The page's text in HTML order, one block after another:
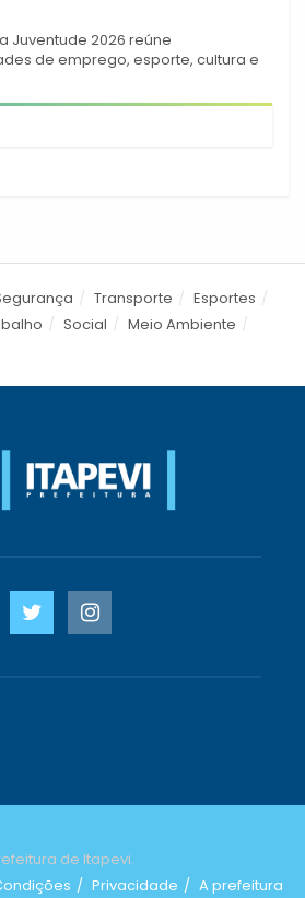
Juventude 2026 reúne
de emprego, esporte, cultura e
Transporte
Esportes
Social
Meio Ambiente
de Itapevi.
Privacidade A prefeitura